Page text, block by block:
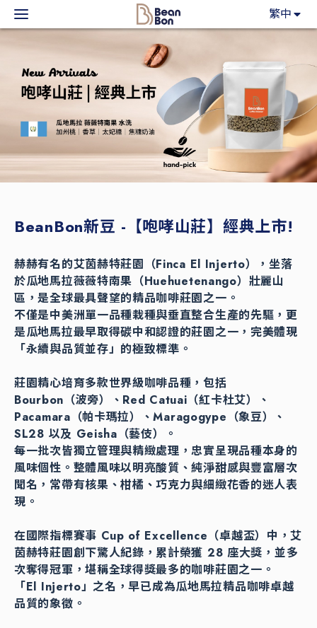
繁中
主力產品
咖啡市集
BeanBon報報
客戶服務
BeanBon新豆 -【咆哮山莊】經典上市!
赫赫有名的艾茵赫特莊園（Finca El Injerto），坐落
於瓜地馬拉薇薇特南果（Huehuetenango）壯麗山
區，是全球最具聲望的精品咖啡莊園之一。
不僅是中美洲單一品種栽種與垂直整合生產的先驅，更
是瓜地馬拉最早取得碳中和認證的莊園之一，完美體現
「永續與品質並存」的極致標準。
莊園精心培育多款世界級咖啡品種，包括
Bourbon（波旁）、Red Catuai（紅卡杜艾）、
Pacamara（帕卡瑪拉）、Maragogype（象豆）、
SL28 以及 Geisha（藝伎）。
每一批次皆獨立管理與精緻處理，忠實呈現品種本身的
風味個性。整體風味以明亮酸質、純淨甜感與豐富層次
聞名，常帶有核果、柑橘、巧克力與細緻花香的迷人表
現。
在國際指標賽事 Cup of Excellence（卓越盃）中，艾
茵赫特莊園創下驚人紀錄，累計榮獲 28 座大獎，並多
次奪得冠軍，堪稱全球得獎最多的咖啡莊園之一。
「El Injerto」之名，早已成為瓜地馬拉精品咖啡卓越
品質的象徵。